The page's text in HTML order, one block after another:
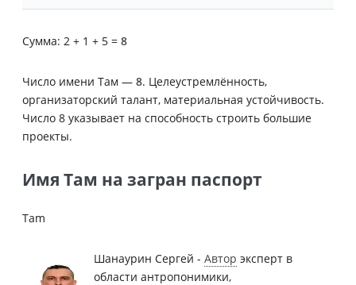
Сумма: 2 + 1 + 5 = 8
Число имени Там — 8. Целеустремлённость,
организаторский талант, материальная устойчивость.
Число 8 указывает на способность строить большие
проекты.
Имя Там на загран паспорт
Tam
Шанаурин Сергей - Автор эксперт в
области антропонимики,